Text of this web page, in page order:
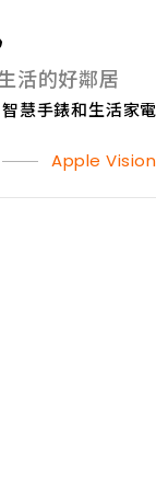
活的好鄰居
慧手錶和生活家
Apple Vision